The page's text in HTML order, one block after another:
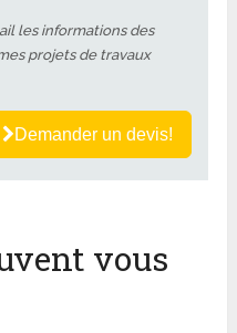
les informations des
projets de travaux
Demander un devis!
vous